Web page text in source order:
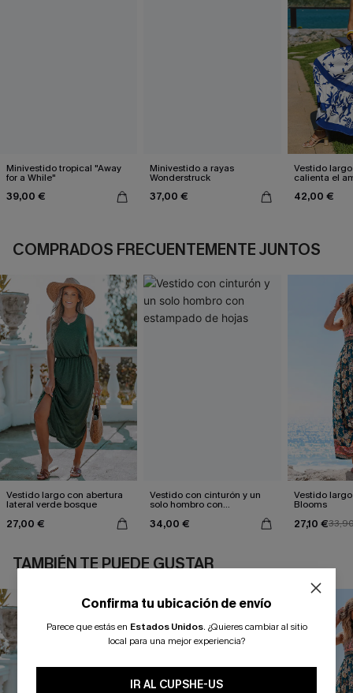
Minivestido tropical "Away
for a While"
39,00 €
Minivestido a rayas
Wonderstruck
37,00 €
Vestido
calienta el
42,00 €
COMPRADOS FRECUENTEMENTE JUNTOS
Vestido largo con abertura
lateral verde bosque
27,00 €
Vestido con cinturón y un
solo hombro con
34,00 €
Vestido
Blooms
27,10 €
TAMBIÉN TE PUEDE GUSTAR
Confirma tu ubicación de envío
Parece que estás en Estados Unidos. ¿Quieres cambiar al sitio
local para una mejor experiencia?
IR AL CUPSHE-US